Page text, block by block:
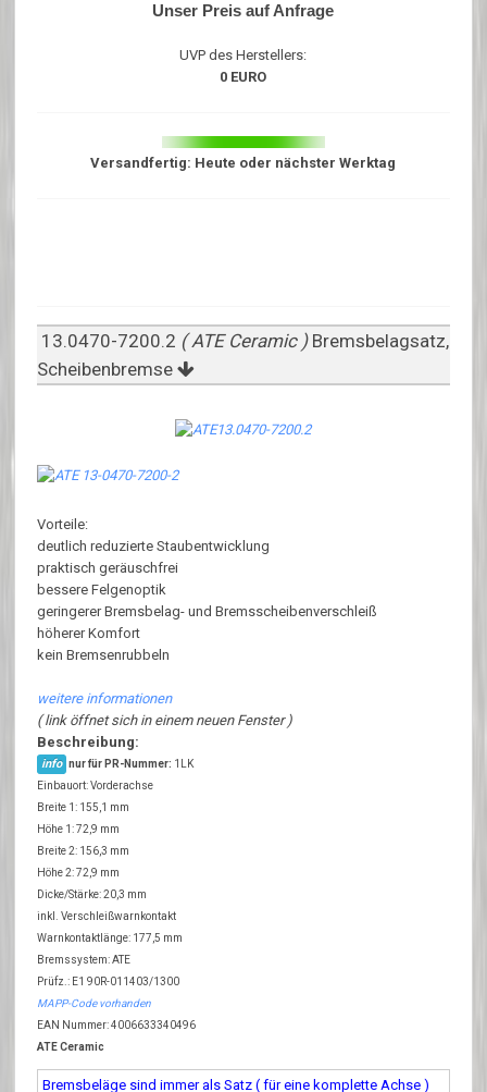
Unser Preis auf Anfrage
UVP des Herstellers:
0 EURO
Versandfertig: Heute oder nächster Werktag
13.0470-7200.2 ( ATE Ceramic ) Bremsbelagsatz,
Scheibenbremse
Vorteile:
deutlich reduzierte Staubentwicklung
praktisch geräuschfrei
bessere Felgenoptik
geringerer Bremsbelag- und Bremsscheibenverschleiß
höherer Komfort
kein Bremsenrubbeln
weitere informationen
( link öffnet sich in einem neuen Fenster )
Beschreibung:
info nur für PR-Nummer: 1LK
Einbauort: Vorderachse
Breite 1: 155,1 mm
Höhe 1: 72,9 mm
Breite 2: 156,3 mm
Höhe 2: 72,9 mm
Dicke/Stärke: 20,3 mm
inkl. Verschleißwarnkontakt
Warnkontaktlänge: 177,5 mm
Bremssystem: ATE
Prüfz.: E1 90R-011403/1300
MAPP-Code vorhanden
EAN Nummer: 4006633340496
ATE Ceramic
Bremsbeläge sind immer als Satz ( für eine komplette Achse )